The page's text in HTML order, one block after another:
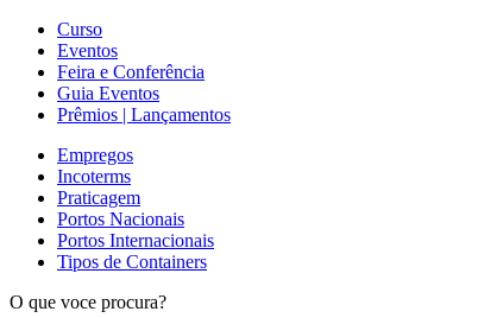
Curso
Eventos
Feira e Conferência
Guia Eventos
Prêmios | Lançamentos
Empregos
Incoterms
Praticagem
Portos Nacionais
Portos Internacionais
Tipos de Containers
O que voce procura?